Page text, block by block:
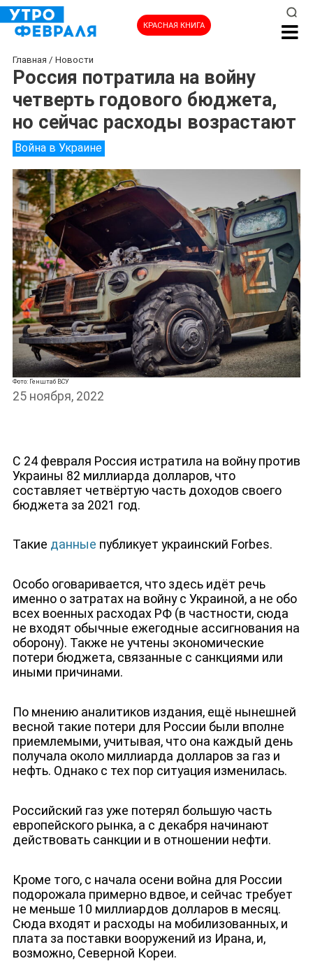
КРАСНАЯ КНИГА
НОВОСТИ
Главная / Новости
Россия потратила на войну
четверть годового бюджета,
но сейчас расходы возрастают
Война в Украине
Фото: Генштаб ВСУ
25 ноября, 2022
С 24 февраля Россия истратила на войну против
Украины 82 миллиарда долларов, что
составляет четвёртую часть доходов своего
бюджета за 2021 год.
Такие данные публикует украинский Forbes.
Особо оговаривается, что здесь идёт речь
именно о затратах на войну с Украиной, а не обо
всех военных расходах РФ (в частности, сюда
не входят обычные ежегодные ассигнования на
оборону). Также не учтены экономические
потери бюджета, связанные с санкциями или
иными причинами.
По мнению аналитиков издания, ещё нынешней
весной такие потери для России были вполне
приемлемыми, учитывая, что она каждый день
получала около миллиарда долларов за газ и
нефть. Однако с тех пор ситуация изменилась.
Российский газ уже потерял большую часть
европейского рынка, а с декабря начинают
действовать санкции и в отношении нефти.
Кроме того, с начала осени война для России
подорожала примерно вдвое, и сейчас требует
не меньше 10 миллиардов долларов в месяц.
Сюда входят и расходы на мобилизованных, и
плата за поставки вооружений из Ирана, и,
возможно, Северной Кореи.